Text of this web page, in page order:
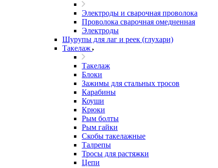
Электроды и сварочная проволока
Проволока сварочная омедненная
Электроды
Шурупы для лаг и реек (глухари)
Такелаж
Такелаж
Блоки
Зажимы для стальных тросов
Карабины
Коуши
Крюки
Рым болты
Рым гайки
Скобы такелажные
Талрепы
Тросы для растяжки
Цепи